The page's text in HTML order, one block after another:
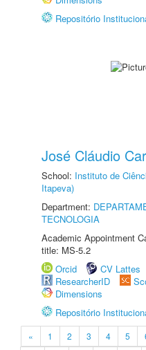
Repositório
José Cláudio
School: Instituto de
Itapeva)
Department:
TECNOLOGIA
Academic Appointment
title: MS-5.2
Orcid
CV Lattes
ResearcherID
Dimensions
Repositório
« 1 2 3 4 5